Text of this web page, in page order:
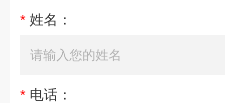
* 姓名：
* 电话：